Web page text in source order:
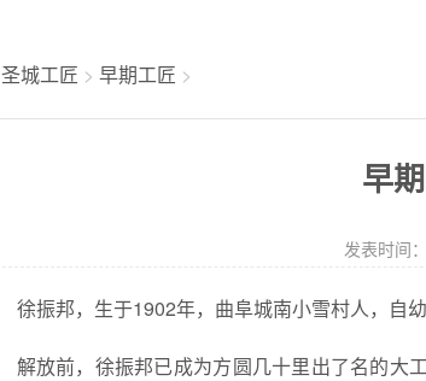
圣城工匠 > 早期工匠 >
早
发表时
徐振邦，生于1902年，曲阜城南小雪村人，自
解放前，徐振邦已成为方圆几十里出了名的大